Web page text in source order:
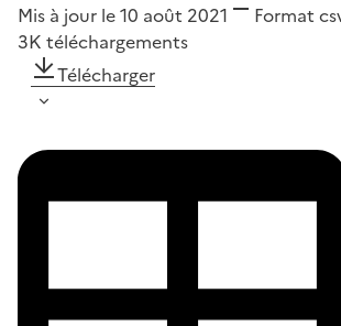
Mis à jour le 10 août 2021 Format
3K téléchargements
Télécharger